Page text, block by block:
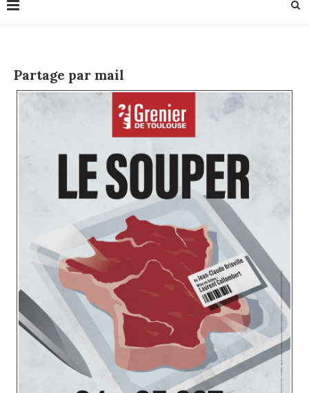
Partage par mail